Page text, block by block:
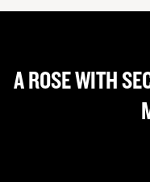
A ROSE WITH